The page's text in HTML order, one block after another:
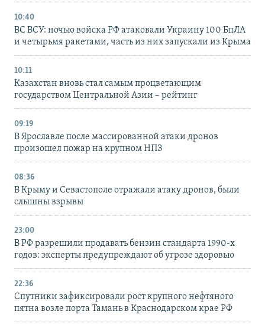
10:40
ВС ВСУ: ночью войска РФ атаковали Украину 100 БпЛА
и четырьмя ракетами, часть из них запускали из Крыма
10:11
Казахстан вновь стал самым процветающим
государством Центральной Азии – рейтинг
09:19
В Ярославле после массированной атаки дронов
произошел пожар на крупном НПЗ
08:36
В Крыму и Севастополе отражали атаку дронов, были
слышны взрывы
23:00
В РФ разрешили продавать бензин стандарта 1990-х
годов: эксперты предупреждают об угрозе здоровью
22:36
Спутники зафиксировали рост крупного нефтяного
пятна возле порта Тамань в Краснодарском крае РФ